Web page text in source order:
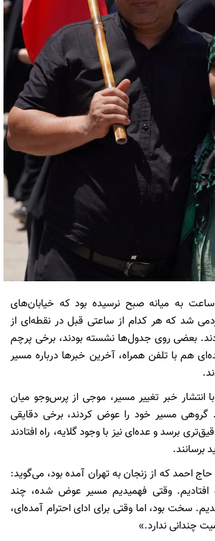
به میانه صبح نرسیده بود که خیابان‌های
شد که هر کدام از ساعتی قبل در نقطه‌ای از
بعضی روی جدول‌ها نشسته بودند، برخی پرچم
هم با تلفن همراه، آخرین خبرها درباره مسیر
با انتشار خبر تغییر مسیر، موجی از پرس‌وجو میان
مسیر خود را عوض کردند، برخی دقایقی
برسد و عده‌ای نیز با وجود گلایه، راه افتادند
برسانند.
احمد که از زنجان به تهران آمده بود، می‌گوید:
افتادیم. وقتی فهمیدیم مسیر عوض شده، چند
سخت بود، اما وقتی برای ادای احترام آمده‌ای،
چندانی ندارد.»